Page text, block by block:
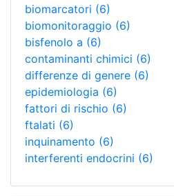
biomarcatori (6)
biomonitoraggio (6)
bisfenolo a (6)
contaminanti chimici (6)
differenze di genere (6)
epidemiologia (6)
fattori di rischio (6)
ftalati (6)
inquinamento (6)
interferenti endocrini (6)